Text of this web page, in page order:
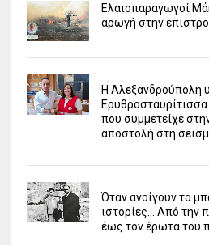
Ελαιοπαραγωγοί
αρωγή στην
Η Αλεξανδρούπολη
που συμμετείχε
αποστολή στη
Όταν ανοίγουν τα
ιστορίες... Από την
έως τον έρωτα του